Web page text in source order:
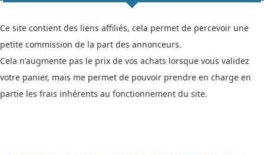
Ce site contient des liens affiliés, cela permet de percevoir une
petite commission de la part des annonceurs.
Cela n'augmente pas le prix de vos achats lorsque vous validez
votre panier, mais me permet de pouvoir prendre en charge en
partie les frais inhérents au fonctionnement du site.